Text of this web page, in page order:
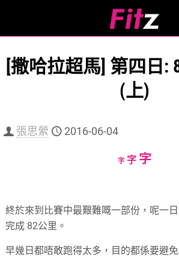
[撒哈拉超馬] 第四日:
(上)
張思縈 2016-06-04
字Decrease
字Reset
字
終於來到比賽中最艱難嘅一部份，呢一
完成 82公里。
早幾日都唔敢跑得太多，目的都係要避